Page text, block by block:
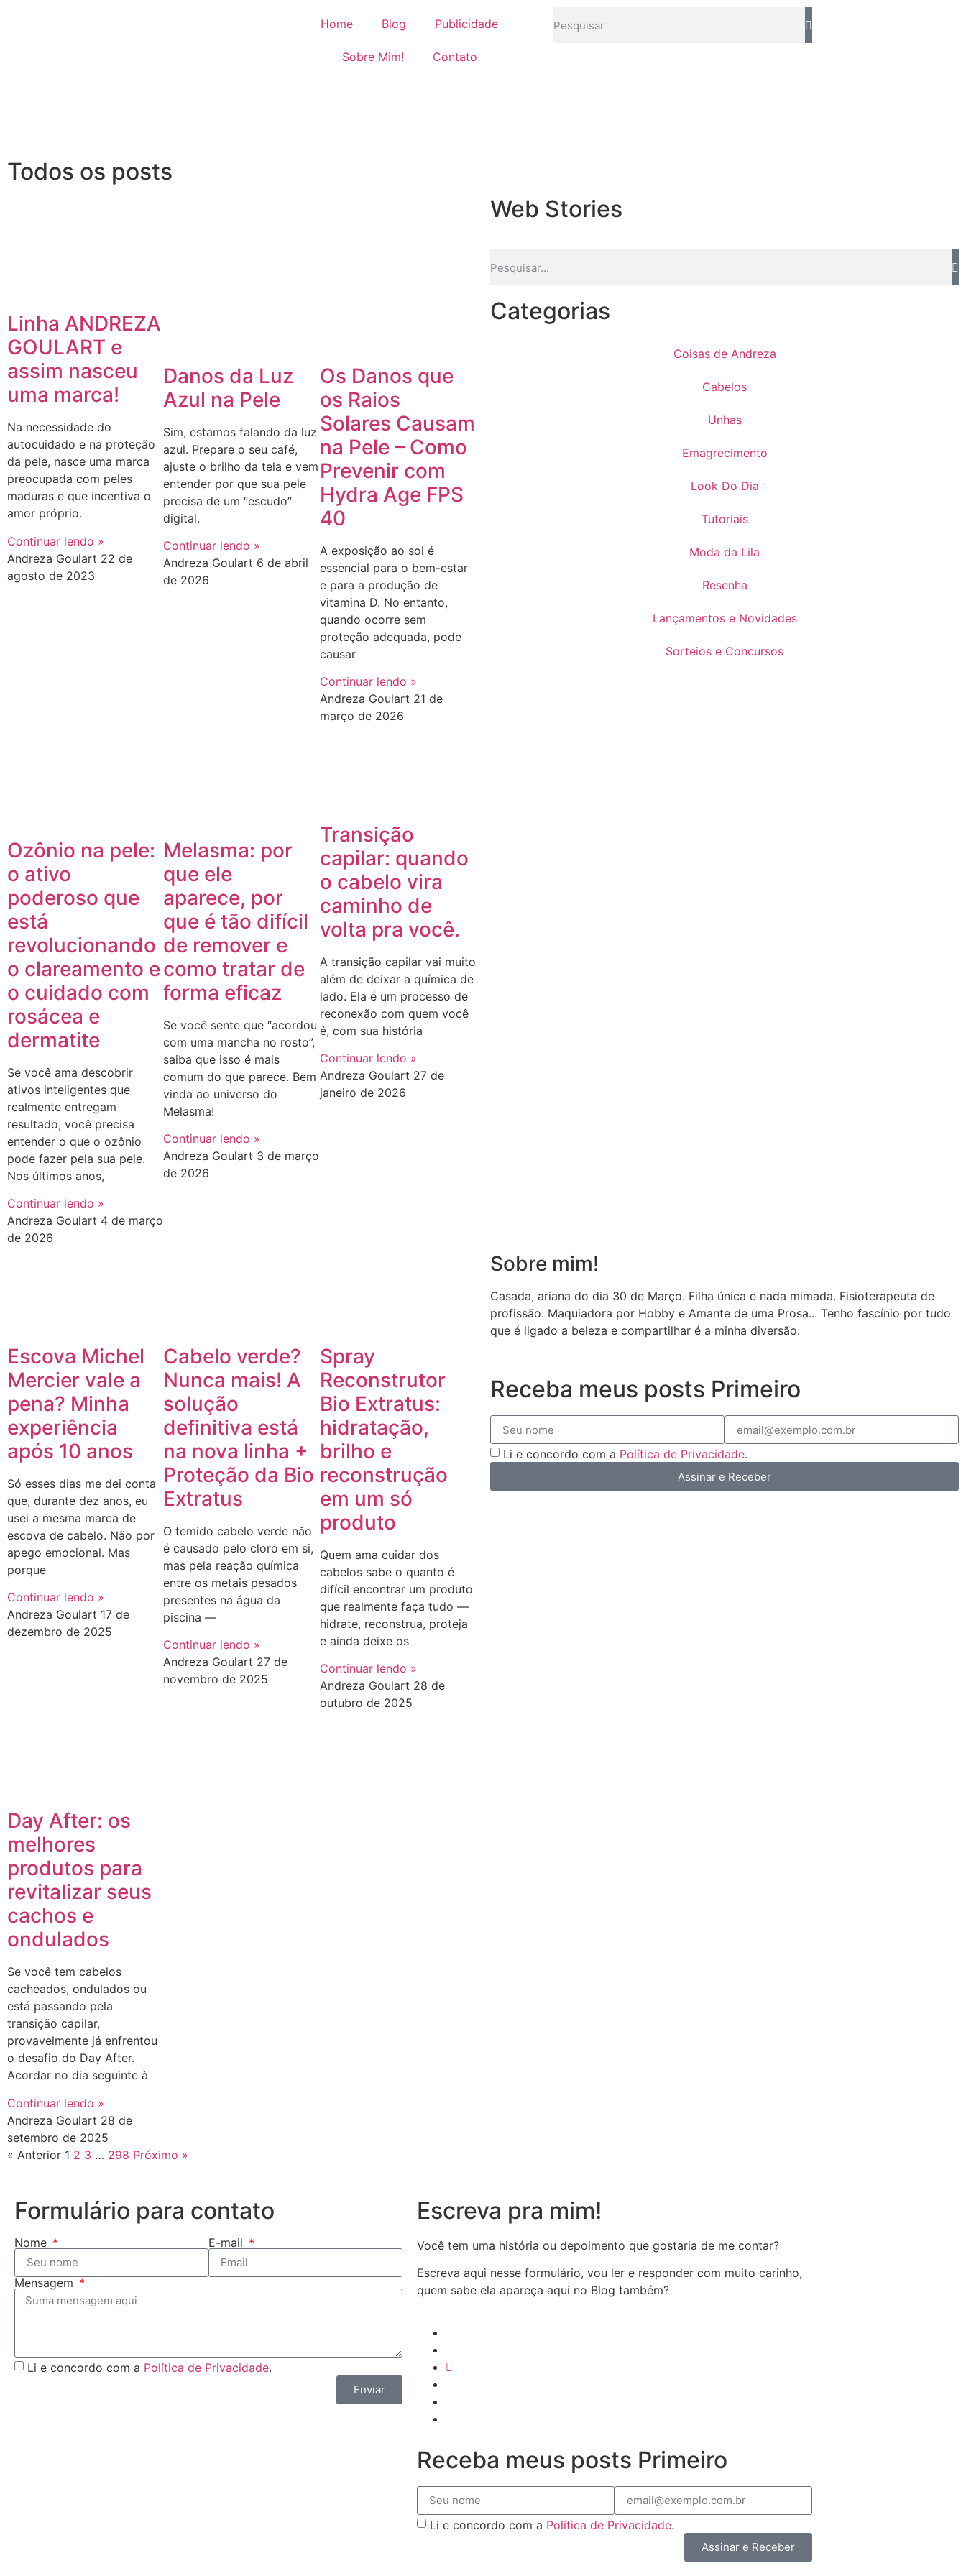
Home Blog Publicidade
Sobre Mim! Contato
Todos os posts
Linha ANDREZA
GOULART e
assim nasceu
uma marca!
Na necessidade do
autocuidado e na proteção
da pele, nasce uma marca
preocupada com peles
maduras e que incentiva o
amor próprio.
Continuar lendo »
Andreza Goulart 22 de
agosto de 2023
Danos da Luz
Azul na Pele
Sim, estamos falando da luz
azul. Prepare o seu café,
ajuste o brilho da tela e vem
entender por que sua pele
precisa de um “escudo”
digital.
Continuar lendo »
Andreza Goulart 6 de abril
de 2026
Os Danos que
os Raios
Solares Causam
na Pele – Como
Prevenir com
Hydra Age FPS
40
A exposição ao sol é
essencial para o bem-estar
e para a produção de
vitamina D. No entanto,
quando ocorre sem
proteção adequada, pode
causar
Continuar lendo »
Andreza Goulart 21 de
março de 2026
Ozônio na pele:
o ativo
poderoso que
está
revolucionando
o clareamento e
o cuidado com
rosácea e
dermatite
Se você ama descobrir
ativos inteligentes que
realmente entregam
resultado, você precisa
entender o que o ozônio
pode fazer pela sua pele.
Nos últimos anos,
Continuar lendo »
Andreza Goulart 4 de março
de 2026
Melasma: por
que ele
aparece, por
que é tão difícil
de remover e
como tratar de
forma eficaz
Se você sente que “acordou
com uma mancha no rosto”,
saiba que isso é mais
comum do que parece. Bem
vinda ao universo do
Melasma!
Continuar lendo »
Andreza Goulart 3 de março
de 2026
Transição
capilar: quando
o cabelo vira
caminho de
volta pra você.
A transição capilar vai muito
além de deixar a química de
lado. Ela é um processo de
reconexão com quem você
é, com sua história
Continuar lendo »
Andreza Goulart 27 de
janeiro de 2026
Escova Michel
Mercier vale a
pena? Minha
experiência
após 10 anos
Só esses dias me dei conta
que, durante dez anos, eu
usei a mesma marca de
escova de cabelo. Não por
apego emocional. Mas
porque
Continuar lendo »
Andreza Goulart 17 de
dezembro de 2025
Cabelo verde?
Nunca mais! A
solução
definitiva está
na nova linha +
Proteção da Bio
Extratus
O temido cabelo verde não
é causado pelo cloro em si,
mas pela reação química
entre os metais pesados
presentes na água da
piscina —
Continuar lendo »
Andreza Goulart 27 de
novembro de 2025
Spray
Reconstrutor
Bio Extratus:
hidratação,
brilho e
reconstrução
em um só
produto
Quem ama cuidar dos
cabelos sabe o quanto é
difícil encontrar um produto
que realmente faça tudo —
hidrate, reconstrua, proteja
e ainda deixe os
Continuar lendo »
Andreza Goulart 28 de
outubro de 2025
Day After: os
melhores
produtos para
revitalizar seus
cachos e
ondulados
Se você tem cabelos
cacheados, ondulados ou
está passando pela
transição capilar,
provavelmente já enfrentou
o desafio do Day After.
Acordar no dia seguinte à
Continuar lendo »
Andreza Goulart 28 de
setembro de 2025
« Anterior 1 2 3 … 298 Próximo »
Web Stories
Categorias
Coisas de Andreza
Cabelos
Unhas
Emagrecimento
Look Do Dia
Tutoriais
Moda da Lila
Resenha
Lançamentos e Novidades
Sorteios e Concursos
Sobre mim!
Casada, ariana do dia 30 de Março. Filha única e nada mimada. Fisioterapeuta de
profissão. Maquiadora por Hobby e Amante de uma Prosa... Tenho fascínio por tudo
que é ligado a beleza e compartilhar é a minha diversão.
Receba meus posts Primeiro
Li e concordo com a Política de Privacidade.
Assinar e Receber
Formulário para contato
Nome E-mail
Mensagem
Li e concordo com a Política de Privacidade.
Enviar
Escreva pra mim!
Você tem uma história ou depoimento que gostaria de me contar?
Escreva aqui nesse formulário, vou ler e responder com muito carinho,
quem sabe ela apareça aqui no Blog também?
Receba meus posts Primeiro
Li e concordo com a Política de Privacidade.
Assinar e Receber